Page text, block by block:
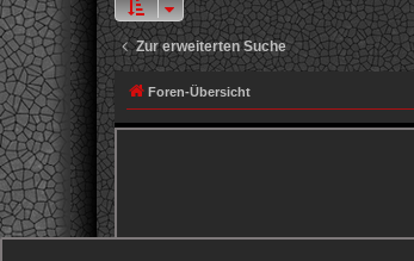
Zur erweiterten Suche
Foren-Übersicht